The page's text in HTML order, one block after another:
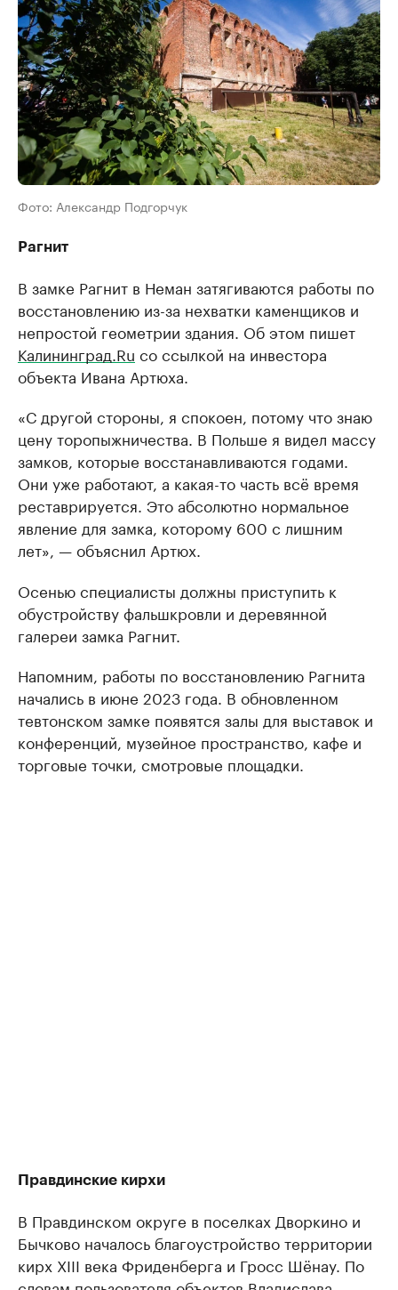
Фото: Александр Подгорчук
Рагнит
В замке Рагнит в Неман затягиваются работы по
восстановлению из-за нехватки каменщиков и
непростой геометрии здания. Об этом пишет
Калининград.Ru со ссылкой на инвестора
объекта Ивана Артюха.
«С другой стороны, я спокоен, потому что знаю
цену торопыжничества. В Польше я видел массу
замков, которые восстанавливаются годами.
Они уже работают, а какая-то часть всё время
реставрируется. Это абсолютно нормальное
явление для замка, которому 600 с лишним
лет», — объяснил Артюх.
Осенью специалисты должны приступить к
обустройству фальшкровли и деревянной
галереи замка Рагнит.
Напомним, работы по восстановлению Рагнита
начались в июне 2023 года. В обновленном
тевтонском замке появятся залы для выставок и
конференций, музейное пространство, кафе и
торговые точки, смотровые площадки.
Правдинские кирхи
В Правдинском округе в поселках Дворкино и
Бычково началось благоустройство территории
кирх XIII века Фриденберга и Гросс Шёнау. По